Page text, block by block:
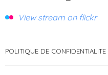
View stream on flickr
POLITIQUE DE CONFIDENTIALITE